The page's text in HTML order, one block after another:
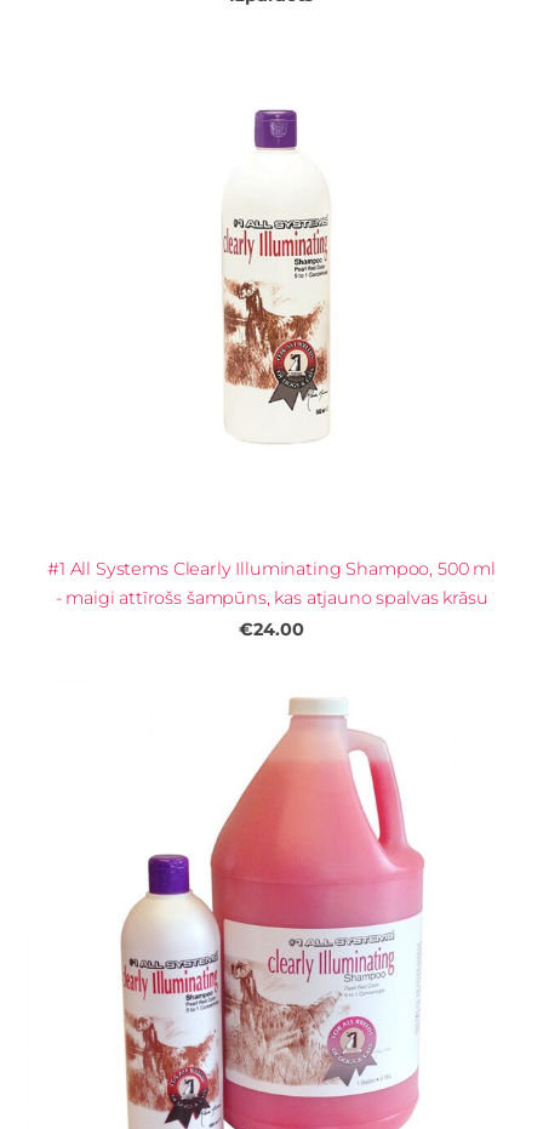
#1 All Systems Clearly Illuminating Shampoo, 500 ml
- maigi attīrošs šampūns, kas atjauno spalvas krāsu
€24.00